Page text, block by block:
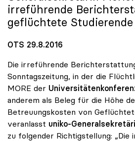
irreführende
geflüchtete Studierende
OTS 29.8.2016
Die irreführende
Sonntagszeitung, in der die
MORE der
anderem als Beleg für die Höhe
Betreuungskosten von
veranlasst uniko-
zu folgender Richtigstellung: „Die